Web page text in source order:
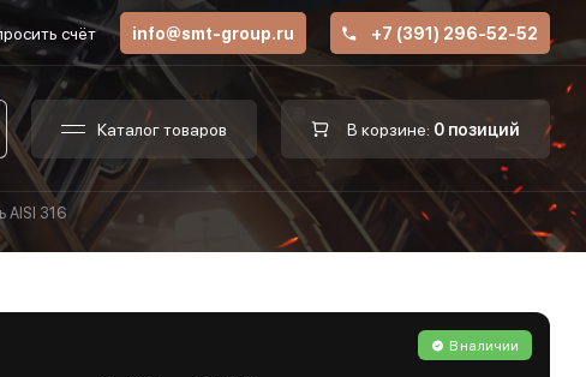
счёт info@smt-group.ru +7 (391) 296-52-52
Каталог товаров В корзине: 0 позиций
AISI 316
В наличии